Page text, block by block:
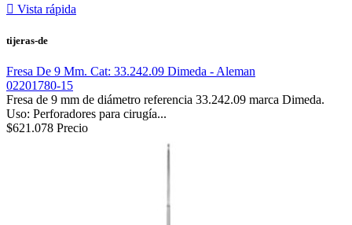
 Vista rápida
tijeras-de
Fresa De 9 Mm. Cat: 33.242.09 Dimeda - Aleman
02201780-15
Fresa de 9 mm de diámetro referencia 33.242.09 marca Dimeda.
Uso: Perforadores para cirugía...
$621.078 Precio